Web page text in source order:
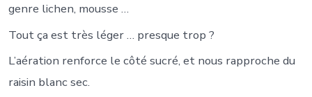
genre lichen, mousse …
Tout ça est très léger … presque trop ?
L’aération renforce le côté sucré, et nous rapproche du
raisin blanc sec.